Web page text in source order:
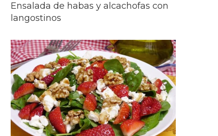
Ensalada de habas y alcachofas con
langostinos